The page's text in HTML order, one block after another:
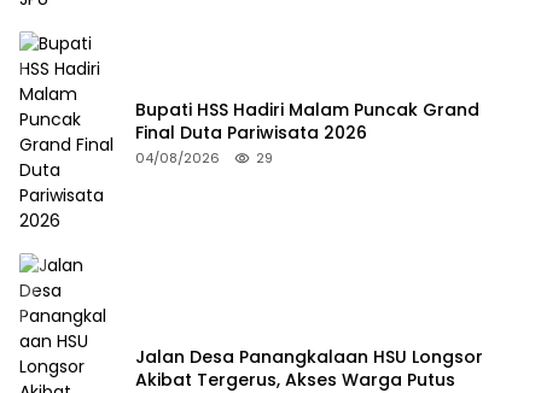
Bupati HSS Hadiri Malam Puncak Grand
Final Duta Pariwisata 2026
04/08/2026 29
Jalan Desa Panangkalaan HSU Longsor
Akibat Tergerus, Akses Warga Putus